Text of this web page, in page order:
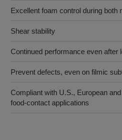
Excellent foam control during both
Shear stability
Continued performance even after
Prevent defects, even on filmic
Compliant with U.S., European
food-contact applications